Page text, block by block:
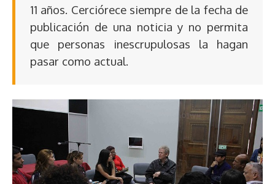
11 años. Cerciórece siempre de la fecha de
publicación de una noticia y no permita
que personas inescrupulosas la hagan
pasar como actual.